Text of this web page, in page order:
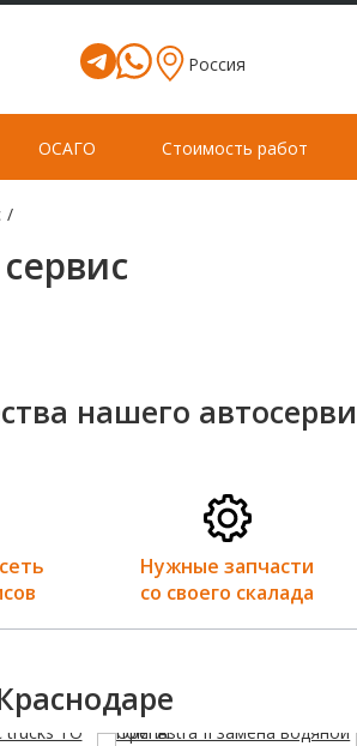
Россия
ОСАГО Стоимость работ
/
нашего
Нужные запчасти
со своего скалада